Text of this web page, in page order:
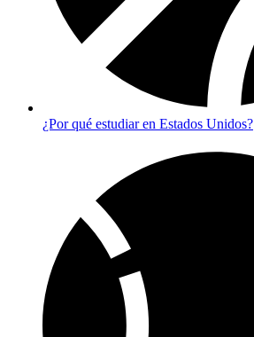
¿Por qué estudiar en Estados Unidos?